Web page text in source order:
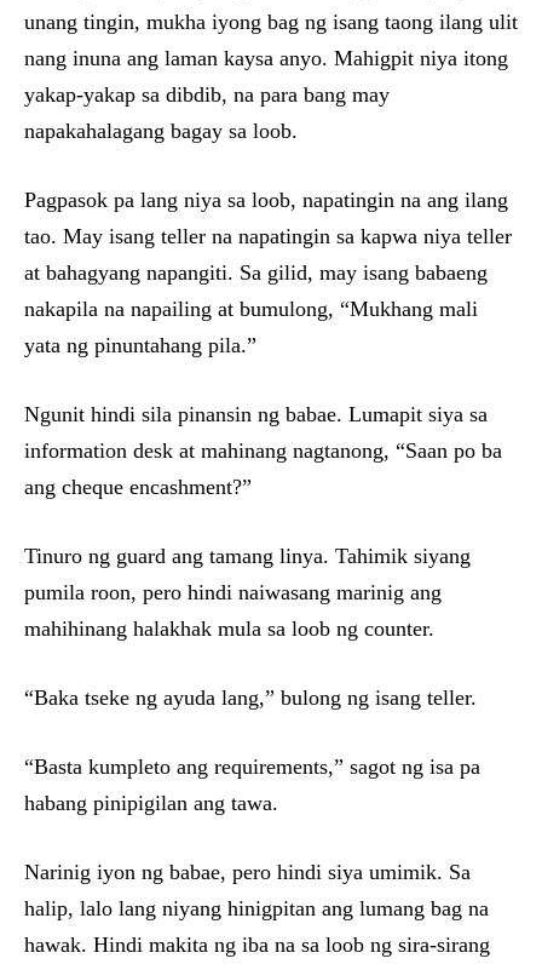
unang tingin, mukha iyong bag ng isang taong ilang ulit
nang inuna ang laman kaysa anyo. Mahigpit niya itong
yakap-yakap sa dibdib, na para bang may
napakahalagang bagay sa loob.
Pagpasok pa lang niya sa loob, napatingin na ang ilang
tao. May isang teller na napatingin sa kapwa niya teller
at bahagyang napangiti. Sa gilid, may isang babaeng
nakapila na napailing at bumulong, “Mukhang mali
yata ng pinuntahang pila.”
Ngunit hindi sila pinansin ng babae. Lumapit siya sa
information desk at mahinang nagtanong, “Saan po ba
ang cheque encashment?”
Tinuro ng guard ang tamang linya. Tahimik siyang
pumila roon, pero hindi naiwasang marinig ang
mahihinang halakhak mula sa loob ng counter.
“Baka tseke ng ayuda lang,” bulong ng isang teller.
“Basta kumpleto ang requirements,” sagot ng isa pa
habang pinipigilan ang tawa.
Narinig iyon ng babae, pero hindi siya umimik. Sa
halip, lalo lang niyang hinigpitan ang lumang bag na
hawak. Hindi makita ng iba na sa loob ng sira-sirang